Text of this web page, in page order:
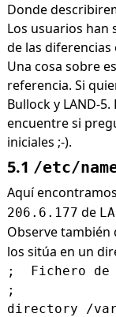
Donde
Los usuarios han
de las
Una cosa sobre
referencia. Si
Bullock y LAND-
encuentre si
iniciales ;-).
5.1 /etc/
Aquí
206.6.177 de
Observe
los sitúa en un
;  Fichero de
;
directory /var/